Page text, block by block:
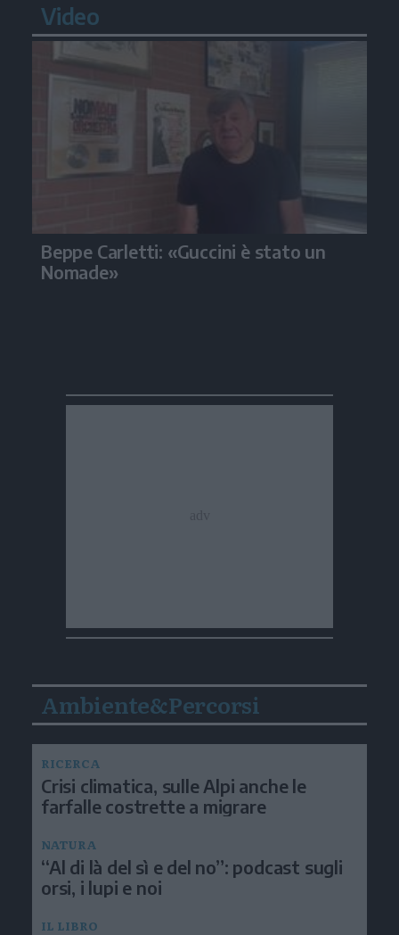
Video
Beppe Carletti: «Guccini è stato un
Nomade»
Ambiente&Percorsi
RICERCA
Crisi climatica, sulle Alpi anche le
farfalle costrette a migrare
NATURA
“Al di là del sì e del no”: podcast sugli
orsi, i lupi e noi
IL LIBRO